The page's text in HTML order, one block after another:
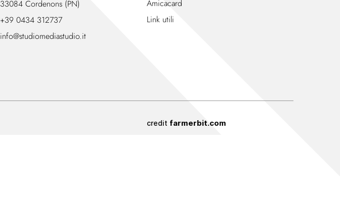
33084 Cordenons (PN)
+39 0434 312737
info@studiomediastudio.it
Amicacard
Link utili
credit farmerbit.com